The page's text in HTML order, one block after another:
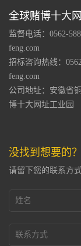
全球赌博十大
监督电话：0562-
feng.com
招标咨询热线：
feng.com
公司地址：安徽省
博十大网址工业园
没找到想要的？
请留下您的联系方